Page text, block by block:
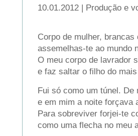
10.01.2012 | Produção e
Corpo de mulher,
assemelhas-te ao mundo
O meu corpo de lavrador
e faz saltar o filho do
Fui só como um túnel.
e em mim a noite forçava
Para sobreviver forjei-te
como uma flecha no meu